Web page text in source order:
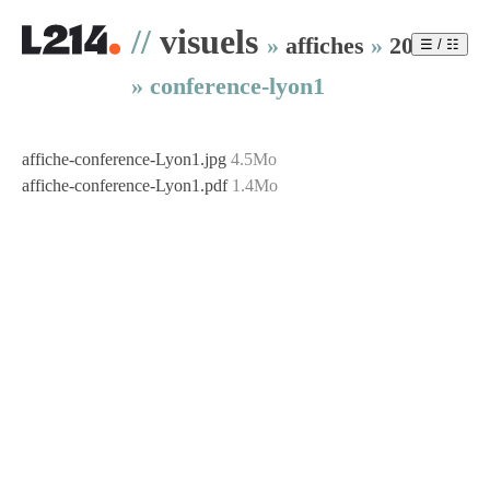
// visuels » affiches » 2015
» conference-lyon1
affiche-conference-Lyon1.jpg 4.5Mo
affiche-conference-Lyon1.pdf 1.4Mo
☰ / ☷